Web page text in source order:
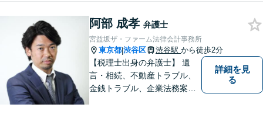
【当日／夜間／休日対応可
能】一人で悩まず一緒に問題
を解決しましょう。お気軽に
ご相談下さい。
阿部 成孝 弁護士
宮益坂ザ・ファーム法律会計事務所
東京都|渋谷区 渋谷駅 から徒歩2分
【税理士出身の弁護士】 遺
言・相続、不動産トラブル、
金銭トラブル、企業法務案件
詳細を見
る